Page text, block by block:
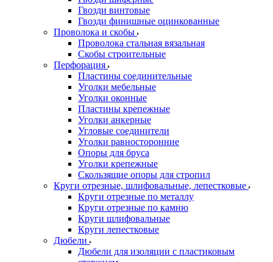
Гвозди винтовые
Гвозди финишные оцинкованные
Проволока и скобы
Проволока стальная вязальная
Скобы строительные
Перфорация
Пластины соединительные
Уголки мебельные
Уголки оконные
Пластины крепежные
Уголки анкерные
Угловые соединители
Уголки равносторонние
Опоры для бруса
Уголки крепежные
Скользящие опоры для стропил
Круги отрезные, шлифовальные, лепестковые
Круги отрезные по металлу
Круги отрезные по камню
Круги шлифовальные
Круги лепестковые
Дюбели
Дюбели для изоляции с пластиковым